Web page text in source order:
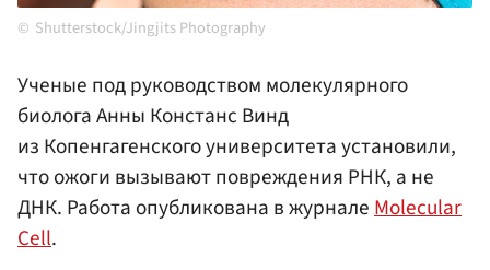
Shutterstock/Jingjits Photography
Ученые под руководством молекулярного
биолога Анны Констанс Винд
из Копенгагенского университета установили,
что ожоги вызывают повреждения РНК, а не
ДНК. Работа опубликована в журналеMolecular
Cell.